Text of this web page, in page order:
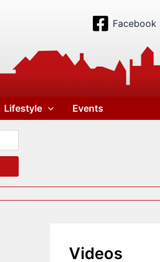
Facebook
Lifestyle Events
Videos